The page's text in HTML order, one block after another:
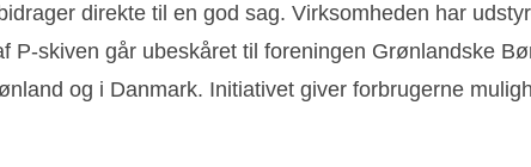
direkte til en god sag. Virksomheden har
skiven går ubeskåret til foreningen Grønlandske
og i Danmark. Initiativet giver forbrugerne